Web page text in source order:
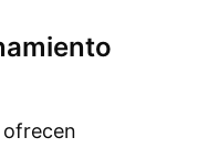
ofrecen